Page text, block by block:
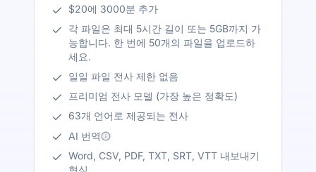
$20에 3000분 추가
각 파일은 최대 5시간 길이 또는 5GB까지 가
능합니다. 한 번에 50개의 파일을 업로드하
세요.
일일 파일 전사 제한 없음
프리미엄 전사 모델 (가장 높은 정확도)
63개 언어로 제공되는 전사
AI 번역
Word, CSV, PDF, TXT, SRT, VTT 내보내기
형식